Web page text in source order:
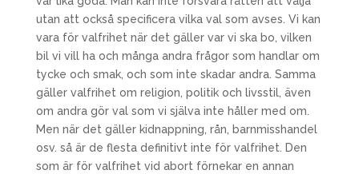
utan att också specificera vilka val som avses. Vi kan
vara för valfrihet när det gäller var vi ska bo, vilken
bil vi vill ha och många andra frågor som handlar om
tycke och smak, och som inte skadar andra. Samma
gäller valfrihet om religion, politik och livsstil, även
om andra gör val som vi själva inte håller med om.
Men när det gäller kidnappning, rån, barnmisshandel
osv. så är de flesta definitivt inte för valfrihet. Den
som är för valfrihet vid abort förnekar en annan